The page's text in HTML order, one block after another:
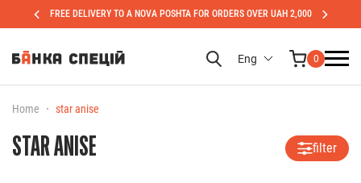
FREE DELIVERY TO A NOVA POSHTA FOR ORDERS OVER UAH 2,000
Eng 0
Home star anise
STAR ANISE filter